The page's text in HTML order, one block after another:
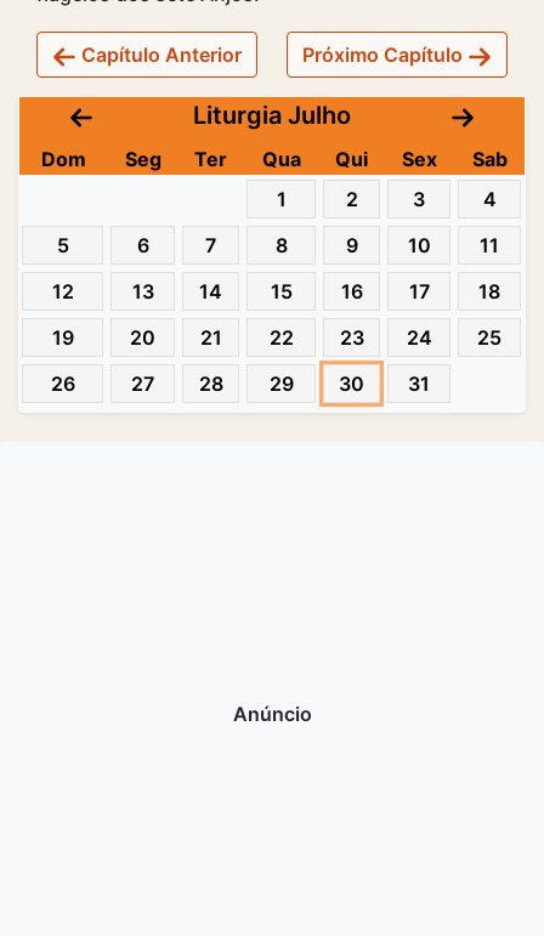
Capítulo Anterior Próximo Capítulo
Liturgia Julho
Dom Seg Ter Qua Qui Sex
Sab
1
2 3
4
5
6 7 8 9 10
11
12
13 14 15 16 17
18
19
20 21 22 23 24
25
26
27 28 29 30 31